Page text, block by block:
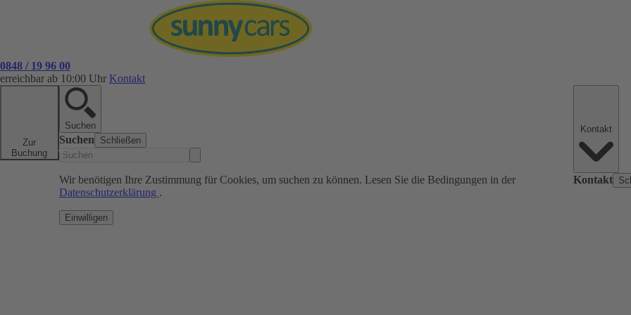
0848 / 19 96 00
erreichbar ab 10:00 Uhr Kontakt
Zur
Buchung
Suchen
Suchen Schließen
Wir benötigen Ihre Zustimmung für Cookies, um suchen zu können. Lesen Sie die Bedingungen in der
Datenschutzerklärung .
Einwilligen
Kontakt